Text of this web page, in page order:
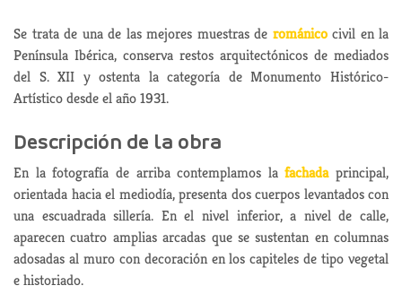
Se trata de una de las mejores muestras de románicocivil en la
Península Ibérica, conserva restos arquitectónicos de mediados
del S. XII y ostenta la categoría de Monumento Histórico-
Artístico desde el año 1931.
Descripción de la obra
En la fotografía de arriba contemplamos lafachadaprincipal,
orientada hacia el mediodía, presenta dos cuerpos levantados con
una escuadrada sillería. En el nivel inferior, a nivel de calle,
aparecen cuatro amplias arcadas que se sustentan en columnas
adosadas al muro con decoración en los capiteles de tipo vegetal
e historiado.